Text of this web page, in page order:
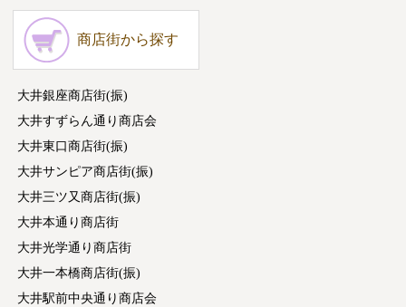
商店街から探す
大井銀座商店街(振)
大井すずらん通り商店会
大井東口商店街(振)
大井サンピア商店街(振)
大井三ツ又商店街(振)
大井本通り商店街
大井光学通り商店街
大井一本橋商店街(振)
大井駅前中央通り商店会